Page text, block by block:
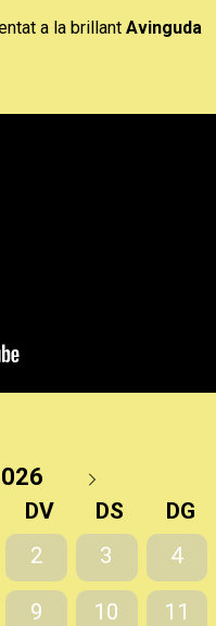
a la brillant Avinguda
DV DS
DG
2 3 4
9 10 11